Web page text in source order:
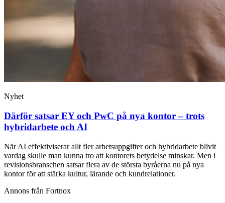
Nyhet
Därför satsar EY och PwC på nya kontor – trots
hybridarbete och AI
När AI effektiviserar allt fler arbetsuppgifter och hybridarbete blivit
vardag skulle man kunna tro att kontorets betydelse minskar. Men i
revisionsbranschen satsar flera av de största byråerna nu på nya
kontor för att stärka kultur, lärande och kundrelationer.
Annons från Fortnox